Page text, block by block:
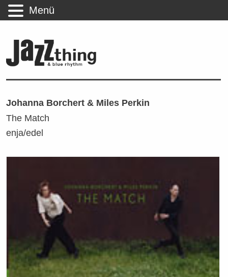
Johanna Borchert & Miles Perkin
The Match
enja/edel
Menü